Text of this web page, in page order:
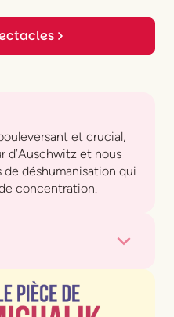
et crucial,
d’Auschwitz et nous
déshumanisation qui
concentration.